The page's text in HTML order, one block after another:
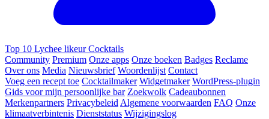
Top 10 Lychee likeur Cocktails
Community Premium Onze apps Onze boeken Badges Reclame
Over ons Media Nieuwsbrief Woordenlijst Contact
Voeg een recept toe Cocktailmaker Widgetmaker WordPress-plugin
Gids voor mijn persoonlijke bar Zoekwolk Cadeaubonnen
Merkenpartners Privacybeleid Algemene voorwaarden FAQ Onze
klimaatverbintenis Dienststatus Wijzigingslog